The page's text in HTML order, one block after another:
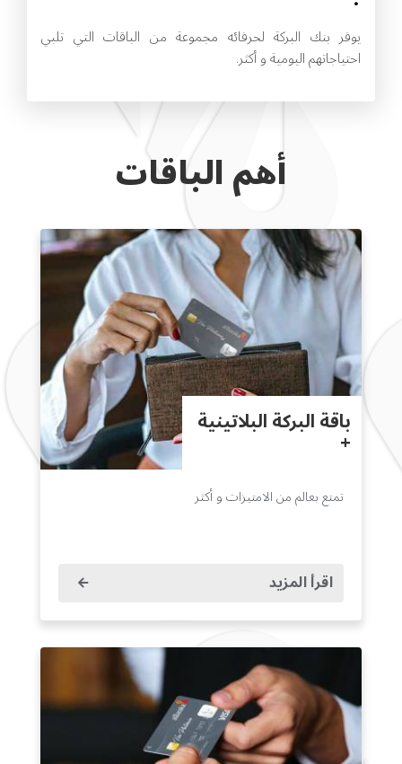
يوفر بنك البركة لحرفائه مجموعة من الباقات التي تلبي
احتياجاتهم اليومية و أكثر.
أهم الباقات
باقة البركة البلاتينية
+
تمتع بعالم من الامتيزات و أكثر
اقرأ المزيد